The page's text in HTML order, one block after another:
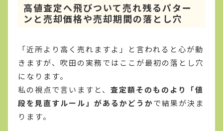
高値査定へ飛びついて売れ残るパター
ンと売却価格や売却期間の落とし穴
「近所より高く売れますよ」と言われると心が動
きますが、吹田の実務ではここが最初の落とし穴
になります。
私の視点で言いますと、 査定額そのものより「値
段を見直すルール」があるかどうかで結果が決ま
ります。